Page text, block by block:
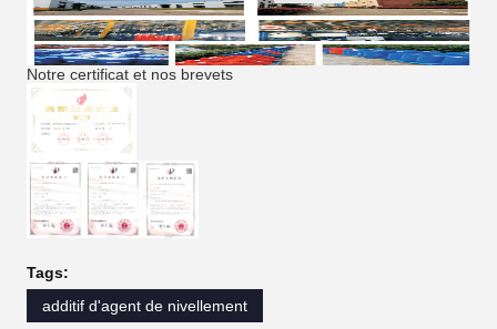
Notre certificat et nos brevets
Tags:
additif d'agent de nivellement